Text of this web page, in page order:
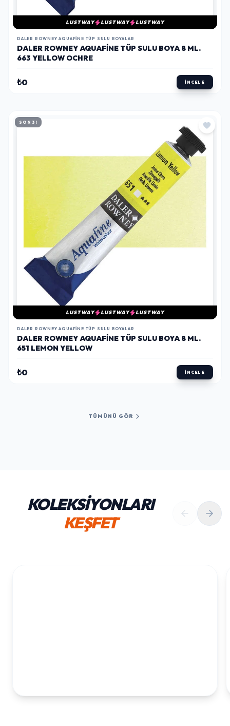
LUSTWAY LUSTWAY LUSTWAY
DALER ROWNEY AQUAFINE TÜP SULU BOYALAR
DALER ROWNEY AQUAFINE TÜP SULU BOYA 8 ML.
663 YELLOW OCHRE
₺0 İNCELE
SON 3!
LUSTWAY LUSTWAY LUSTWAY
DALER ROWNEY AQUAFINE TÜP SULU BOYALAR
DALER ROWNEY AQUAFINE TÜP SULU BOYA 8 ML.
651 LEMON YELLOW
₺0 İNCELE
TÜMÜNÜ GÖR
KOLEKSİYONLARI
KEŞFET